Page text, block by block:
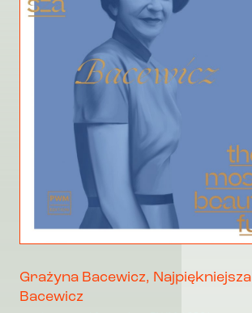
Grażyna Bacewicz, Najpiękniejsza
Bacewicz